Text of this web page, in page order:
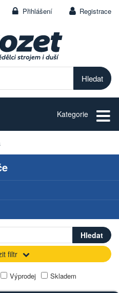
Přihlášení Registrace
Kategorie
filtr
Výprodej Skladem